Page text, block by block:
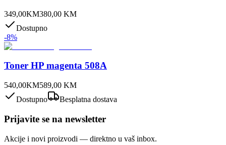
349,00KM380,00 KM
Dostupno
-8%
Toner HP magenta 508A
540,00KM589,00 KM
Dostupno
Besplatna dostava
Prijavite se na newsletter
Akcije i novi proizvodi — direktno u vaš inbox.